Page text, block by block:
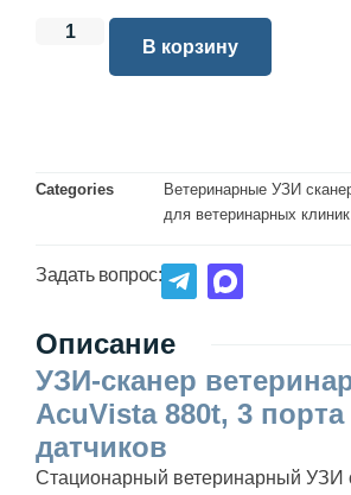
В корзину
Categories Ветеринарные УЗИ
для ветеринарных клиник
Задать вопрос:
Описание
УЗИ-сканер
AcuVista 880t, 3
датчиков
Стационарный ветеринарный УЗИ